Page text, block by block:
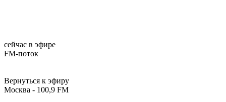
сейчас в эфире
FM-поток
Вернуться к эфиру
Москва - 100,9 FM